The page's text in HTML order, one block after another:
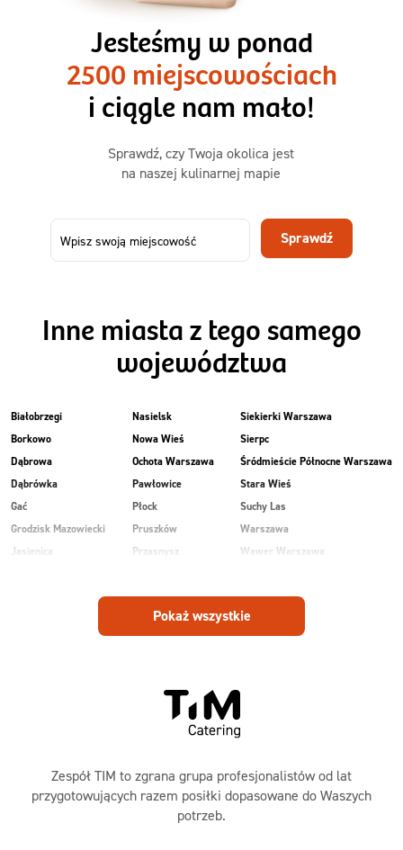
1500kcal - 2250kcal
3 sycące posiłki o większej objętości. Mniej dań,
ta sama wygoda!
50,31 zł
73,99
-32%
Menu
Jesteśmy w ponad
2500 miejscowościach
i ciągle nam mało!
Sprawdź, czy Twoja okolica jest
na naszej kulinarnej mapie
Sprawdź
Inne miasta z tego samego
województwa
Białobrzegi
Borkowo
Dąbrowa
Dąbrówka
Gać
Grodzisk Mazowiecki
Jasienica
Nasielsk
Nowa Wieś
Ochota Warszawa
Pawłowice
Płock
Pruszków
Przasnysz
Ruda
Rudnik
Siekierki Warszawa
Sierpc
Śródmieście Północne Warszawa
Stara Wieś
Suchy Las
Warszawa
Wawer Warszawa
Zalesie
Zielonka
Pokaż wszystkie
Zespół TIM to zgrana grupa profesjonalistów od lat
przygotowujących razem posiłki dopasowane do Waszych
potrzeb.